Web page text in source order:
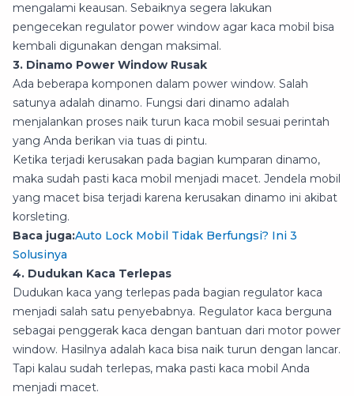
mengalami keausan. Sebaiknya segera lakukan
pengecekan regulator power window agar kaca mobil bisa
kembali digunakan dengan maksimal.
3. Dinamo Power Window Rusak
Ada beberapa komponen dalam power window. Salah
satunya adalah dinamo. Fungsi dari dinamo adalah
menjalankan proses naik turun kaca mobil sesuai perintah
yang Anda berikan via tuas di pintu.
Ketika terjadi kerusakan pada bagian kumparan dinamo,
maka sudah pasti kaca mobil menjadi macet. Jendela mobil
yang macet bisa terjadi karena kerusakan dinamo ini akibat
korsleting.
Baca juga:Auto Lock Mobil Tidak Berfungsi? Ini 3
Solusinya
4. Dudukan Kaca Terlepas
Dudukan kaca yang terlepas pada bagian regulator kaca
menjadi salah satu penyebabnya. Regulator kaca berguna
sebagai penggerak kaca dengan bantuan dari motor power
window. Hasilnya adalah kaca bisa naik turun dengan lancar.
Tapi kalau sudah terlepas, maka pasti kaca mobil Anda
menjadi macet.